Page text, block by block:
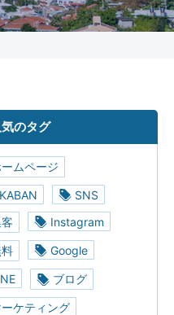
気のタグ
ムページ
SNS
Instagram
Google
ブログ
ーケティング